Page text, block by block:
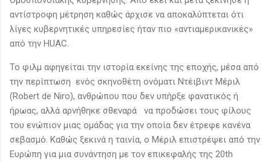
αντίστροφη μέτρηση καθώς άρχισε να αποκαλύπτεται ότι
λίγες κυβερνητικές υπηρεσίες ήταν πιο «αντιαμερικανικές»
από την HUAC.
Το φιλμ αφηγείται την ιστορία εκείνης της εποχής, μέσα από
την περίπτωση ενός σκηνοθέτη ονόματι Ντέιβιντ Μέριλ
(Robert de Niro), ανθρώπου που δεν υπήρξε φανατικός ή
ήρωας, αλλά αρνήθηκε σθεναρά να προδώσει τους φίλους
του ενώπιον μιας ομάδας για την οποία δεν έτρεφε κανένα
σεβασμό. Καθώς ξεκινά η ταινία, ο Μέριλ επιστρέψει από την
Ευρώπη για μια συνάντηση με τον επικεφαλής της 20th